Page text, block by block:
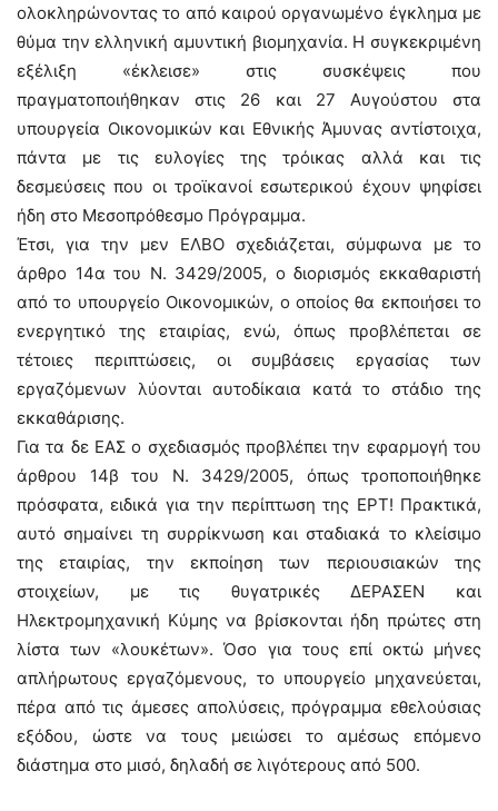
ολοκληρώνοντας το από καιρού οργανωμένο έγκλημα με
θύμα την ελληνική αμυντική βιομηχανία. Η συγκεκριμένη
εξέλιξη «έκλεισε» στις συσκέψεις που
πραγματοποιήθηκαν στις 26 και 27 Αυγούστου στα
υπουργεία Οικονομικών και Εθνικής Άμυνας αντίστοιχα,
πάντα με τις ευλογίες της τρόικας αλλά και τις
δεσμεύσεις που οι τροϊκανοί εσωτερικού έχουν ψηφίσει
ήδη στο Μεσοπρόθεσμο Πρόγραμμα.
Έτσι, για την μεν ΕΛΒΟ σχεδιάζεται, σύμφωνα με το
άρθρο 14α του Ν. 3429/2005, ο διορισμός εκκαθαριστή
από το υπουργείο Οικονομικών, ο οποίος θα εκποιήσει το
ενεργητικό της εταιρίας, ενώ, όπως προβλέπεται σε
τέτοιες περιπτώσεις, οι συμβάσεις εργασίας των
εργαζόμενων λύονται αυτοδίκαια κατά το στάδιο της
εκκαθάρισης.
Για τα δε ΕΑΣ ο σχεδιασμός προβλέπει την εφαρμογή του
άρθρου 14β του Ν. 3429/2005, όπως τροποποιήθηκε
πρόσφατα, ειδικά για την περίπτωση της ΕΡΤ! Πρακτικά,
αυτό σημαίνει τη συρρίκνωση και σταδιακά το κλείσιμο
της εταιρίας, την εκποίηση των περιουσιακών της
στοιχείων, με τις θυγατρικές ΔΕΡΑΣΕΝ και
Ηλεκτρομηχανική Κύμης να βρίσκονται ήδη πρώτες στη
λίστα των «λουκέτων». Όσο για τους επί οκτώ μήνες
απλήρωτους εργαζόμενους, το υπουργείο μηχανεύεται,
πέρα από τις άμεσες απολύσεις, πρόγραμμα εθελούσιας
εξόδου, ώστε να τους μειώσει το αμέσως επόμενο
διάστημα στο μισό, δηλαδή σε λιγότερους από 500.